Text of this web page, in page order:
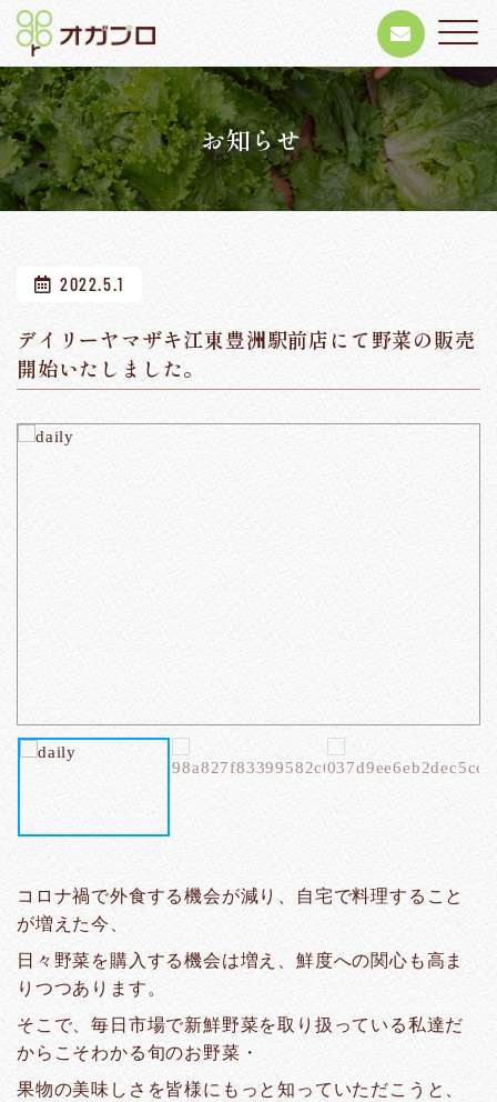
お知らせ
2022.5.1
デイリーヤマザキ江東豊洲駅前店にて野菜の販売
開始いたしました。
コロナ禍で外食する機会が減り、自宅で料理すること
が増えた今、
日々野菜を購入する機会は増え、鮮度への関心も高ま
りつつあります。
そこで、毎日市場で新鮮野菜を取り扱っている私達だ
からこそわかる旬のお野菜・
果物の美味しさを皆様にもっと知っていただこうと、